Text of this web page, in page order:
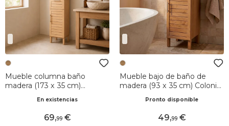
Mueble columna baño
madera (173 x 35 cm)
En existencias
69,99
Mueble bajo de baño de
madera (93 x 35 cm) Colonial
Pronto disponible
49,99